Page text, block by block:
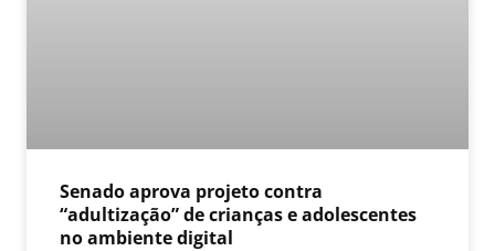
Senado aprova projeto contra
“adultização” de crianças e adolescentes
no ambiente digital